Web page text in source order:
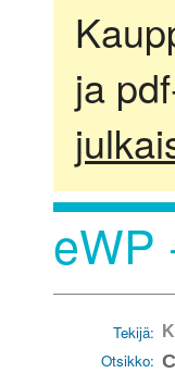
ja
eWP
Tekijä:
Otsikko: